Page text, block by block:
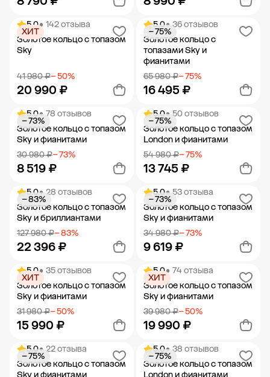
Добавить в корзину Добавить в корзину
5.0• 142 отзыва
Золотое кольцо с топазом
Sky
41 980 ₽− 50%
20 990 ₽
ХИТ
Добавить в корзину
5.0• 36 отзывов
Золотое кольцо с
топазами Sky и
фианитами
65 980 ₽− 75%
16 495 ₽
− 75%
Добавить в корзину
5.0• 78 отзывов
Золотое кольцо с топазом
Sky и фианитами
30 980 ₽− 73%
8 519 ₽
− 73%
Добавить в корзину
5.0• 50 отзывов
Золотое кольцо с топазом
London и фианитами
54 980 ₽− 75%
13 745 ₽
− 75%
Добавить в корзину
5.0• 28 отзывов
Золотое кольцо с топазом
Sky и бриллиантами
127 980 ₽− 83%
22 396 ₽
− 83%
Добавить в корзину
5.0• 53 отзыва
Золотое кольцо с топазом
Sky и фианитами
34 980 ₽− 73%
9 619 ₽
− 73%
Добавить в корзину
5.0• 35 отзывов
Золотое кольцо с топазом
Sky и фианитами
31 980 ₽− 50%
15 990 ₽
ХИТ
Добавить в корзину
5.0• 74 отзыва
Золотое кольцо с топазом
Sky и фианитами
39 980 ₽− 50%
19 990 ₽
ХИТ
Добавить в корзину
5.0• 22 отзыва
Золотое кольцо с топазом
Sky и фианитами
− 75%
5.0• 38 отзывов
Золотое кольцо с топазом
London и фианитами
− 75%